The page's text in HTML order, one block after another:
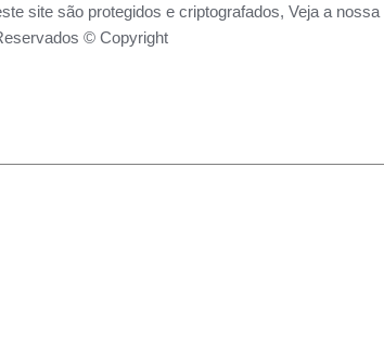
site são protegidos e criptografados, Veja a nossa
© Copyright